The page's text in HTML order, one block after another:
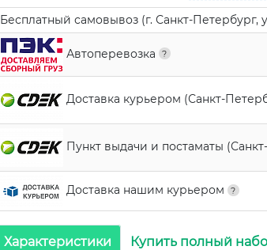
Бесплатный самовывоз (г. Санкт-Петербург,
Автоперевозка
Доставка курьером (Санкт-
Пункт выдачи и постаматы
Доставка нашим курьером
Характеристики Купить полный